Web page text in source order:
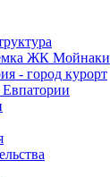
ЖК Мойнаки
- город курорт